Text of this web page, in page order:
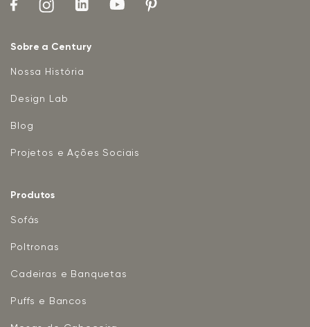
Sobre a Century
Nossa História
Design Lab
Blog
Projetos e Ações Sociais
Produtos
Sofás
Poltronas
Cadeiras e Banquetas
Puffs e Bancos